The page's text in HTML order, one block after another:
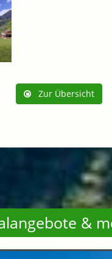
Zur Übersicht
&